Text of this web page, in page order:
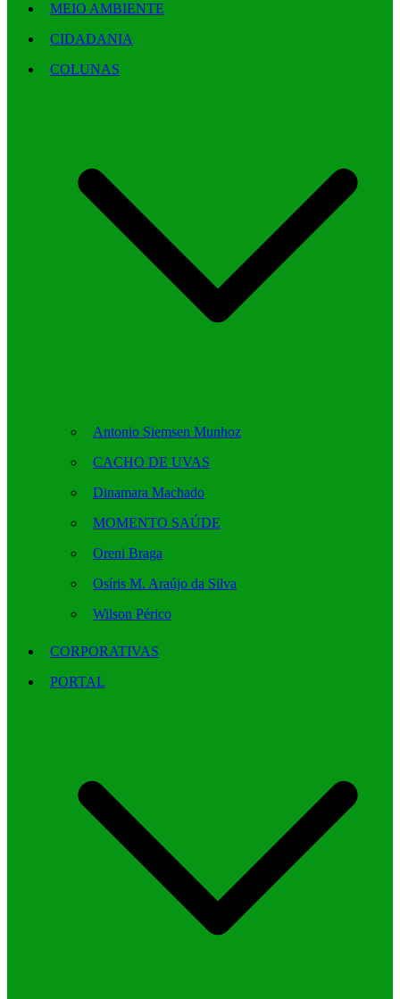
MEIO AMBIENTE
CIDADANIA
COLUNAS
Antonio Siemsen Munhoz
CACHO DE UVAS
Dinamara Machado
MOMENTO SAÚDE
Oreni Braga
Osíris M. Araújo da Silva
Wilson Périco
CORPORATIVAS
PORTAL